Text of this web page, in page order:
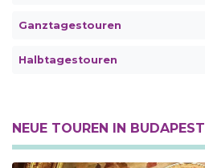
Ganztagestouren
Halbtagestouren
NEUE TOUREN IN BUDAPEST